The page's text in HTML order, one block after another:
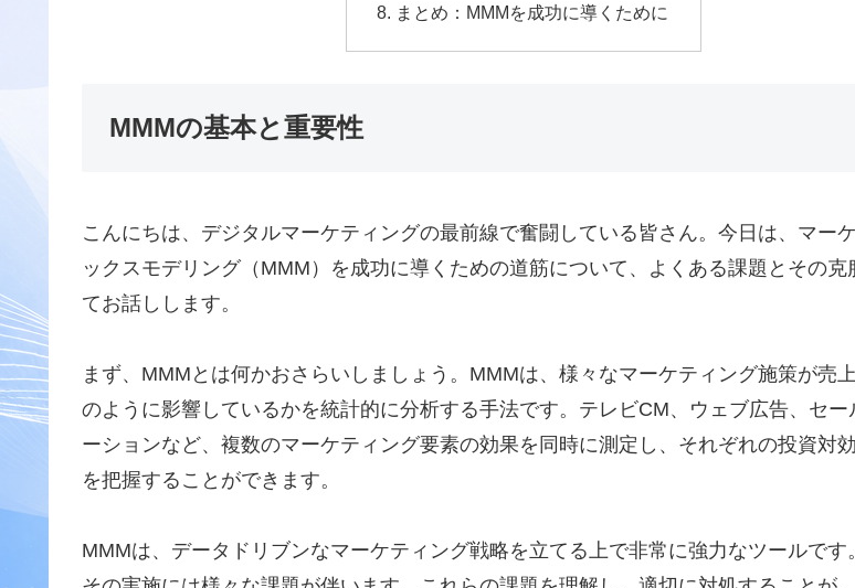
まとめ：MMMを成功に導くために
MMMの基本と重要性
こんにちは、デジタルマーケティングの最前線で奮闘している皆さん。今日は、マー
ックスモデリング（MMM）を成功に導くための道筋について、よくある課題とその克
てお話しします。
まず、MMMとは何かおさらいしましょう。MMMは、様々なマーケティング施策が売
のように影響しているかを統計的に分析する手法です。テレビCM、ウェブ広告、セー
ーションなど、複数のマーケティング要素の効果を同時に測定し、それぞれの投資対効
を把握することができます。
MMMは、データドリブンなマーケティング戦略を立てる上で非常に強力なツールです